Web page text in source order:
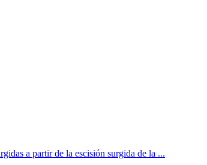
a partir de la escisión surgida de la ...